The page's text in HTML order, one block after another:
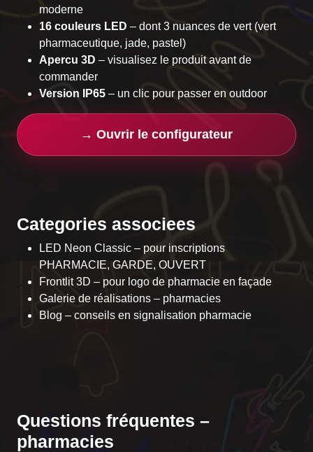
moderne
16 couleurs LED – dont 3 nuances de vert (vert
pharmaceutique, jade, pastel)
Apercu 3D – visualisez le produit avant de
commander
Version IP65 – un clic pour passer en outdoor
→ Ouvrir le configurateur
Categories associees
LED Neon Classic – pour inscriptions
PHARMACIE, GARDE, OUVERT
Frontlit 3D – pour logo de pharmacie en façade
Galerie de réalisations – pharmacies
Blog – conseils en signalisation pharmacie
Questions fréquentes –
pharmacies